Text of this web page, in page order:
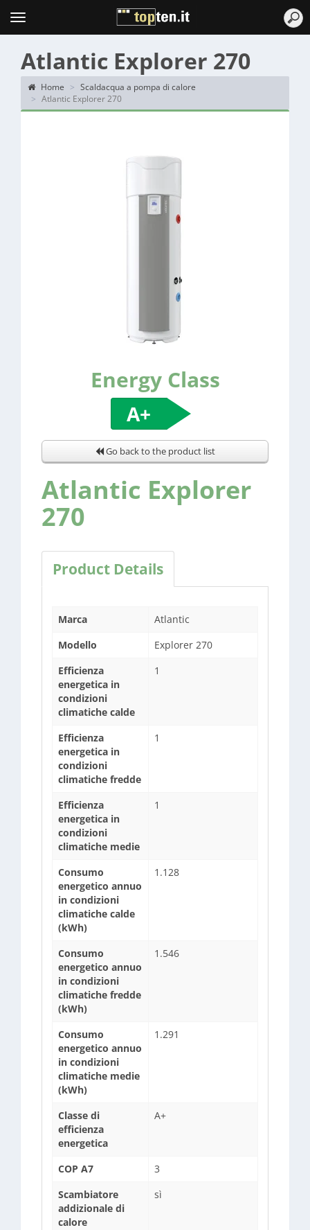
Topten
Menu
Atlantic Explorer 270
Home
Scaldacqua a pompa di calore
Atlantic Explorer 270
Energy Class
A+
Go back to the product list
Atlantic Explorer
270
Product Details
Marca
Atlantic
Modello
Explorer 270
Efficienza
energetica in
condizioni
climatiche calde
1
Efficienza
energetica in
condizioni
climatiche fredde
1
Efficienza
energetica in
condizioni
climatiche medie
1
Consumo
energetico annuo
in condizioni
climatiche calde
(kWh)
1.128
Consumo
energetico annuo
in condizioni
climatiche fredde
(kWh)
1.546
Consumo
energetico annuo
in condizioni
climatiche medie
(kWh)
1.291
Classe di
efficienza
energetica
A+
COP A7
3
Scambiatore
addizionale di
calore
sì